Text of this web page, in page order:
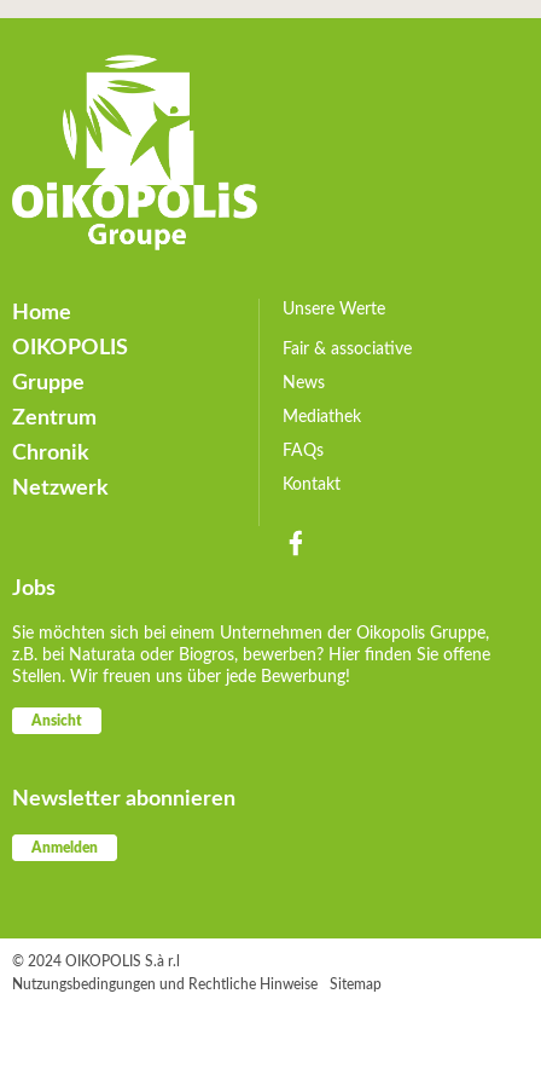
Home
OIKOPOLIS
Gruppe
Zentrum
Chronik
Netzwerk
Jobs
Sie möchten sich bei einem Unternehmen der Oikopolis Gruppe,
z.B. bei Naturata oder Biogros, bewerben? Hier finden Sie offene
Stellen. Wir freuen uns über jede Bewerbung!
Ansicht
Newsletter abonnieren
Anmelden
Unsere Werte
Messen und Bewerten
Ökologische Verantwortung
Soziale Verantwortung
Fair & associative
News
Mediathek
FAQs
Kontakt
© 2024 OIKOPOLIS S.à r.l
Nutzungsbedingungen und Rechtliche Hinweise
Sitemap